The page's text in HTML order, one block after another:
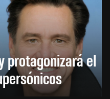
protagonizará el